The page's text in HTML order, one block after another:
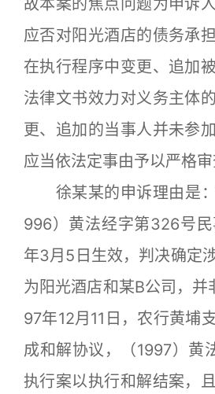
故本案的焦点问题为申诉
应否对阳光酒店的债务承
在执行程序中变更、追加
法律文书效力对义务主体
更、追加的当事人并未参
应当依法定事由予以严格审
徐某某的申诉理由是：
996）黄法经字第326号
年3月5日生效，判决确定
为阳光酒店和某B公司，并
97年12月11日，农行黄埔
成和解协议，（1997）黄
执行案以执行和解结案，